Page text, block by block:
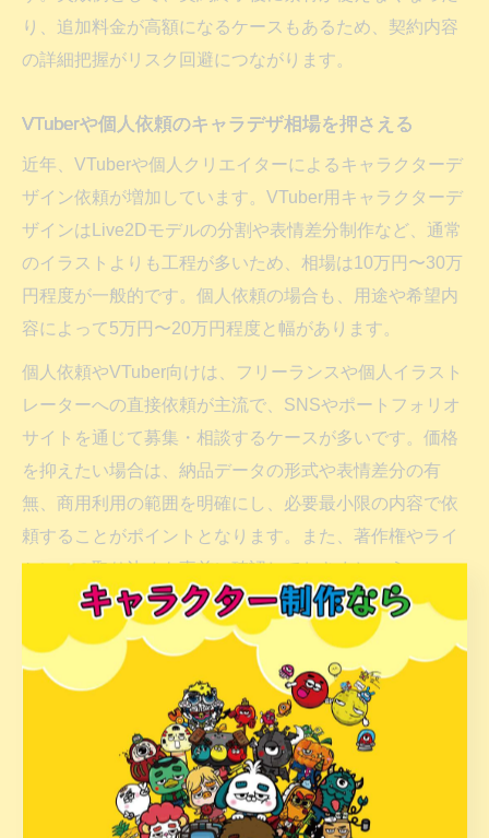
り、追加料金が高額になるケースもあるため、契約内容
の詳細把握がリスク回避につながります。
VTuberや個人依頼のキャラデザ相場を押さえる
近年、VTuberや個人クリエイターによるキャラクターデ
ザイン依頼が増加しています。VTuber用キャラクターデ
ザインはLive2Dモデルの分割や表情差分制作など、通常
のイラストよりも工程が多いため、相場は10万円〜30万
円程度が一般的です。個人依頼の場合も、用途や希望内
容によって5万円〜20万円程度と幅があります。
個人依頼やVTuber向けは、フリーランスや個人イラスト
レーターへの直接依頼が主流で、SNSやポートフォリオ
サイトを通じて募集・相談するケースが多いです。価格
を抑えたい場合は、納品データの形式や表情差分の有
無、商用利用の範囲を明確にし、必要最小限の内容で依
頼することがポイントとなります。また、著作権やライ
センスの取り決めも事前に確認しておきましょう。
「思った以上にコストがかかった」「イメージと違う仕
上がりになった」といった失敗を防ぐためにも、事前の
ヒアリングやイメージのすり合わせが重要です。口コミ
や過去実績を参考に、信頼できるクリエイターを選ぶこ
とが成功の近道です。
ライセンス料など価格に影響するポイント